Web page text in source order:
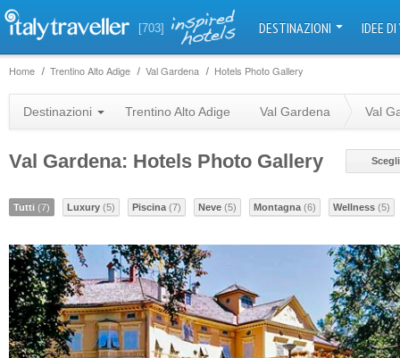
[703] DESTINAZIONI IDEE
Home Trentino Alto Adige Val Gardena Hotels Photo Gallery
Destinazioni Trentino Alto Adige Val Gardena Val
Val Gardena: Hotels Photo Gallery
Tutti (7) Luxury (5) Piscina (7) Neve (5) Montagna (6) Wellness (5)